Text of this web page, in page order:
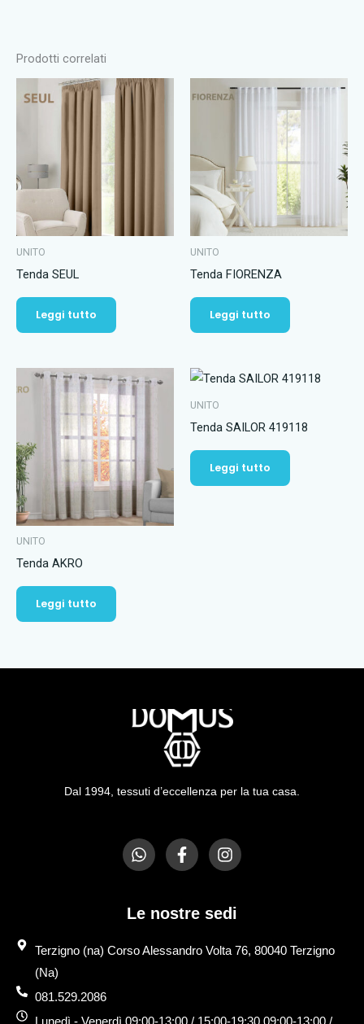
Prodotti correlati
UNITO
Tenda SEUL
Leggi tutto
UNITO
Tenda FIORENZA
Leggi tutto
UNITO
Tenda AKRO
Leggi tutto
UNITO
Tenda SAILOR 419118
Leggi tutto
Dal 1994, tessuti d’eccellenza per la tua casa.
W
h
s
p
p
F
a
b
o
k
I
n
a
r
a
Le nostre sedi
Terzigno (na) Corso Alessandro Volta 76, 80040 Terzigno
(Na)
081.529.2086
Lunedì - Venerdì 09:00-13:00 / 15:00-19:30 09:00-13:00 /